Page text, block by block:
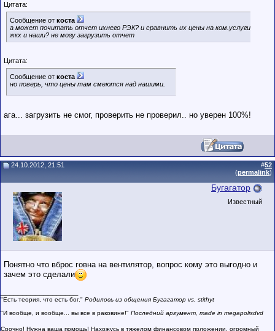
Цитата:
Сообщение от коста
а может почитать отчет ихнего РЭК? и сравнить их цены на ком.услуги
жкх и наши? не могу загрузить отчет
Цитата:
Сообщение от коста
но поверь, что цены там смеются над нашими.
ага... загрузить не смог, проверить не проверил.. но уверен 100%!
24.10.2012, 21:51 #52
(permalink)
Бугагатор
Известный
Понятно что вброс говна на вентилятор, вопрос кому это выгодно и
зачем это сделали
"Есть теория, что есть бог." Родилось из общения Бугагатор vs. stithyt
"И вообще, и вообще... вы все в раковине!" Последний аргумент, made in megapolisdvd
Срочно! Нужна ваша помощь! Нахожусь в тяжелом финансовом положении, огромный